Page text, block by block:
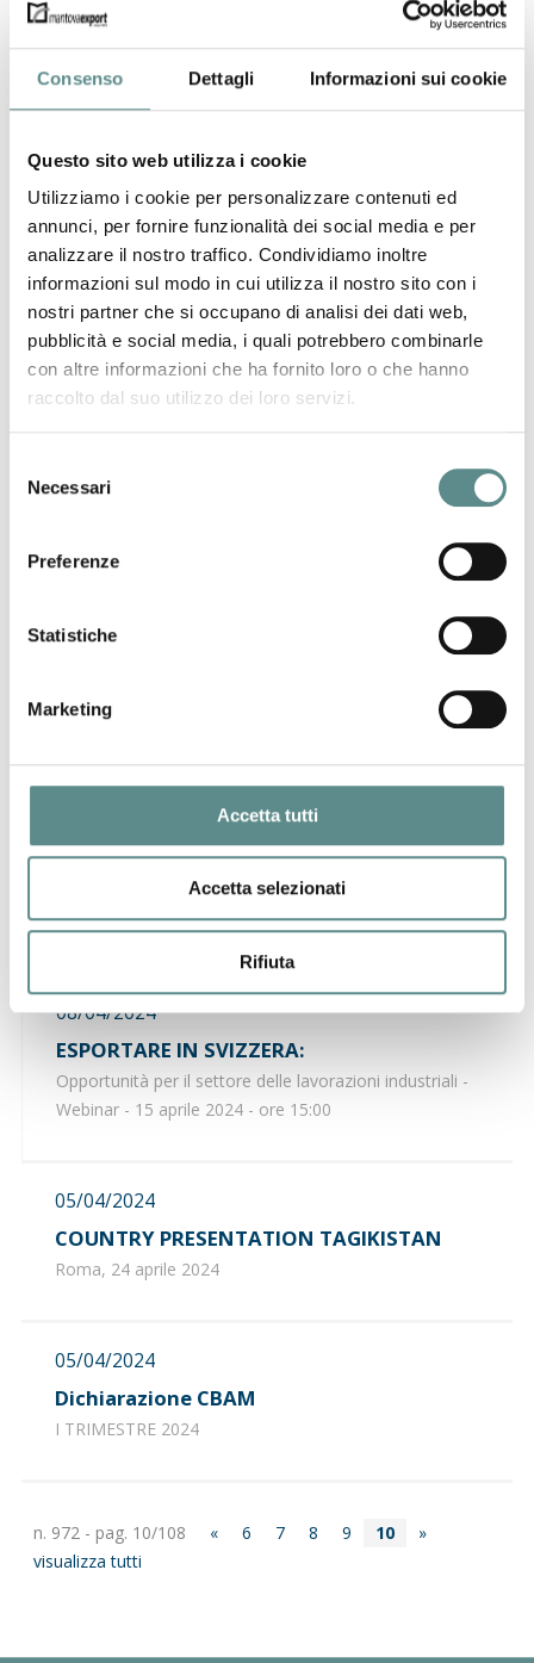
Consenso Dettagli Informazioni sui cookie
Questo sito web utilizza i cookie
Utilizziamo i cookie per personalizzare contenuti ed
annunci, per fornire funzionalità dei social media e per
analizzare il nostro traffico. Condividiamo inoltre
informazioni sul modo in cui utilizza il nostro sito con i
nostri partner che si occupano di analisi dei dati web,
pubblicità e social media, i quali potrebbero combinarle
con altre informazioni che ha fornito loro o che hanno
raccolto dal suo utilizzo dei loro servizi.
delNecessari
Preferenze
Statistiche
Marketing
Accetta tutti
Accetta selezionati
Rifiuta
CINA: sfide e opportunità nel mercato
cinese
2024 - a partire dalle ore 9:30
05/06/2024
BATTERIE, RAEE E DOGANA
Webinar 11 giugno 2024 - ore 9:30
CORSO DI ALTA SPECIALIZZAZIONE IN
16/05/2024
per l'uso
ACCORDO LIBERO SCAMBIO UNIONE
EUROPEA - NUOVA ZELANDA
IN VIGORE DAL 1° MAGGIO 2024
08/04/2024
ESPORTARE IN SVIZZERA:
Opportunità per il settore delle lavorazioni industriali -
Webinar - 15 aprile 2024 - ore 15:00
05/04/2024
COUNTRY PRESENTATION TAGIKISTAN
Roma, 24 aprile 2024
05/04/2024
Dichiarazione CBAM
I TRIMESTRE 2024
n. 972 - pag. 10/108 « 6 7 8 9 10
»
visualizza tutti